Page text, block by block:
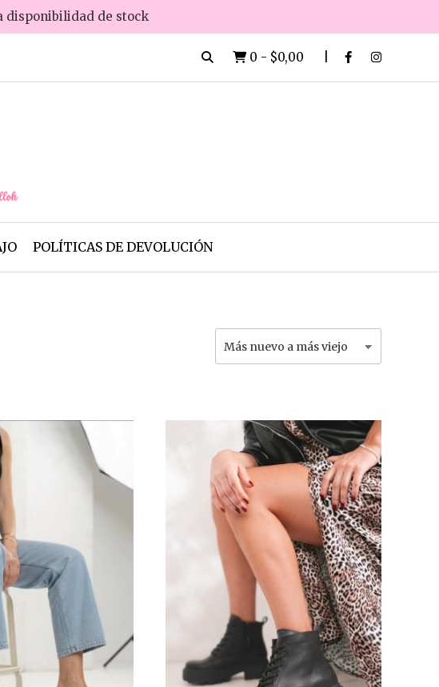
disponibilidad de stock
0 - $0,00
POLÍTICAS DE DEVOLUCIÓN